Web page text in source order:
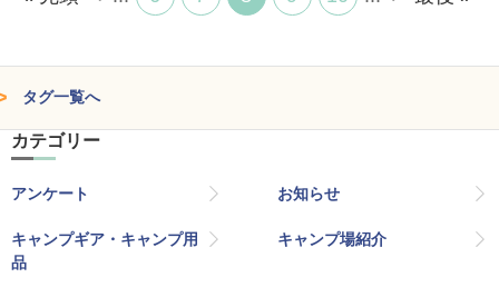
タグ一覧へ
カテゴリー
アンケート お知らせ
キャンプギア・キャンプ用
品
キャンプ場紹介